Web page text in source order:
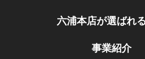
六浦本店が選ばれ
事業紹介